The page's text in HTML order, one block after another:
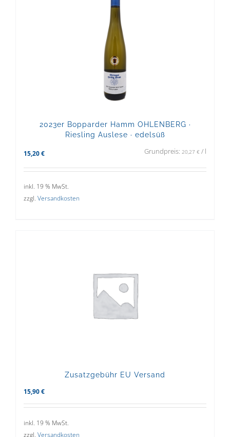
2023er Bopparder Hamm OHLENBERG ·
Riesling Auslese · edelsüß
15,20 € Grundpreis: 20,27 € / l
inkl. 19 % MwSt.
zzgl. Versandkosten
Zusatzgebühr EU Versand
15,90 €
inkl. 19 % MwSt.
zzgl. Versandkosten